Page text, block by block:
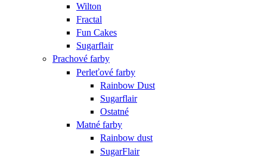
Wilton
Fractal
Fun Cakes
Sugarflair
Prachové farby
Perleťové farby
Rainbow Dust
Sugarflair
Ostatné
Matné farby
Rainbow dust
SugarFlair